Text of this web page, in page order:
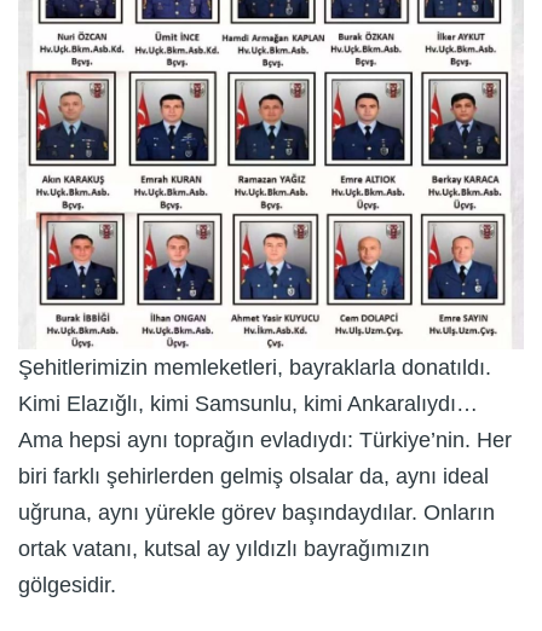
Şehitlerimizin memleketleri, bayraklarla donatıldı.
Kimi Elazığlı, kimi Samsunlu, kimi Ankaralıydı…
Ama hepsi aynı toprağın evladıydı: Türkiye’nin. Her
biri farklı şehirlerden gelmiş olsalar da, aynı ideal
uğruna, aynı yürekle görev başındaydılar. Onların
ortak vatanı, kutsal ay yıldızlı bayrağımızın
gölgesidir.